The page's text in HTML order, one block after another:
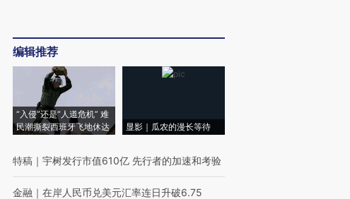
编辑推荐
“入侵”还是“人道危机” 难
民潮撕裂西班牙飞地休达
显影｜瓜农的漫长等待
特稿 ｜ 宇树发行市值610亿 先行者的加速和考验
金融 ｜ 在岸人民币兑美元汇率连日升破6.75